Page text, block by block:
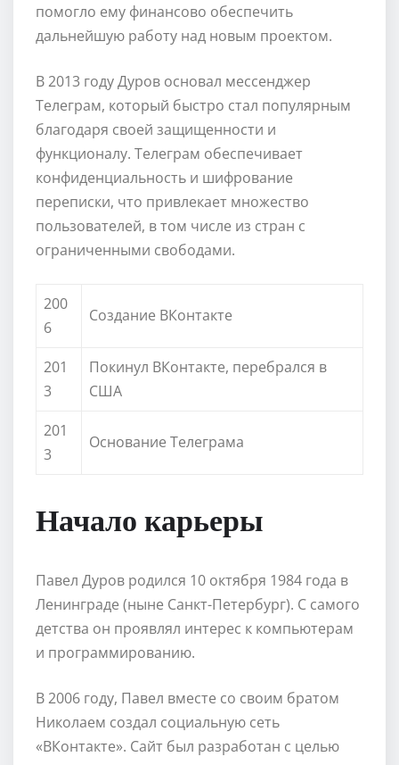
помогло ему финансово обеспечить
дальнейшую работу над новым проектом.
В 2013 году Дуров основал мессенджер
Телеграм, который быстро стал популярным
благодаря своей защищенности и
функционалу. Телеграм обеспечивает
конфиденциальность и шифрование
переписки, что привлекает множество
пользователей, в том числе из стран с
ограниченными свободами.
200
6
Создание ВКонтакте
201
3
Покинул ВКонтакте, перебрался в
США
201
3
Основание Телеграма
Начало карьеры
Павел Дуров родился 10 октября 1984 года в
Ленинграде (ныне Санкт-Петербург). С самого
детства он проявлял интерес к компьютерам
и программированию.
В 2006 году, Павел вместе со своим братом
Николаем создал социальную сеть
«ВКонтакте». Сайт был разработан с целью